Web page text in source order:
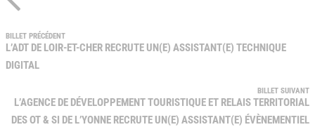
BILLET PRÉCÉDENT
L’ADT DE LOIR-ET-CHER RECRUTE UN(E) ASSISTANT(E) TECHNIQUE
DIGITAL
BILLET SUIVANT
L’AGENCE DE DÉVELOPPEMENT TOURISTIQUE ET RELAIS TERRITORIAL
DES OT & SI DE L’YONNE RECRUTE UN(E) ASSISTANT(E) ÉVÈNEMENTIEL